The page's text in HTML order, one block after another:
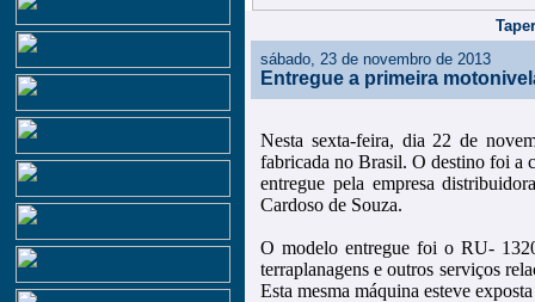
sábado, 23 de novembro de 2013
Entregue a primeira
Nesta sexta-feira, dia 22 de
fabricada no Brasil. O destino foi a
entregue pela empresa
Cardoso de Souza.
O modelo entregue foi o RU-
terraplanagens e outros serviços
Esta mesma máquina esteve